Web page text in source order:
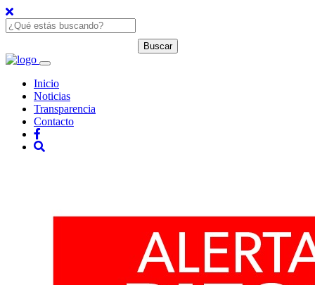
Inicio
Noticias
Transparencia
Contacto